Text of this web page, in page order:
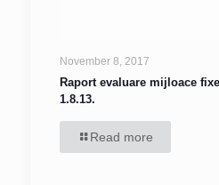
November 8, 2017
Raport evaluare mijloace
1.8.13.
Read more